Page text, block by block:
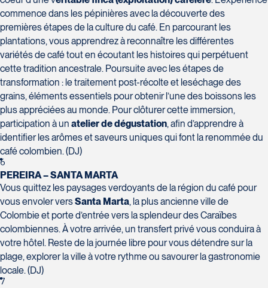
commence dans les pépinières avec la découverte des
premières étapes de la culture du café. En parcourant les
plantations, vous apprendrez à reconnaître les différentes
variétés de café tout en écoutant les histoires qui perpétuent
cette tradition ancestrale. Poursuite avec les étapes de
transformation : le traitement post-récolte et leséchage des
grains, éléments essentiels pour obtenir l’une des boissons les
plus appréciées au monde. Pour clôturer cette immersion,
participation à un atelier de dégustation, afin d’apprendre à
identifier les arômes et saveurs uniques qui font la renommée du
café colombien. (DJ)
6
PEREIRA – SANTA MARTA
Vous quittez les paysages verdoyants de la région du café pour
vous envoler versSanta Marta, la plus ancienne ville de
Colombie et porte d’entrée vers la splendeur des Caraïbes
colombiennes. À votre arrivée, un transfert privé vous conduira à
votre hôtel. Reste de la journée libre pour vous détendre sur la
plage, explorer la ville à votre rythme ou savourer la gastronomie
locale. (DJ)
7
2840 Boulevard Laframboise
Saint-Hyacinthe
J2S 4Z1
Tél :450-774-6436 / 1-800-561-
2967
Voyages CAA Brossard
20
Brossard
J4Y 0G4
Tél :450-465-0620 / 1-844-869-
2439
Voyages CAA Québec
500 rue Bouvier - Suite 202
Québec
G2J 1E3
Tél :418-624-8222 / 1-844-869-
2439
Voyages Émotions
2 rue Pleau
Pont-Rouge
G3H 2G2
Tél :418-873-4515